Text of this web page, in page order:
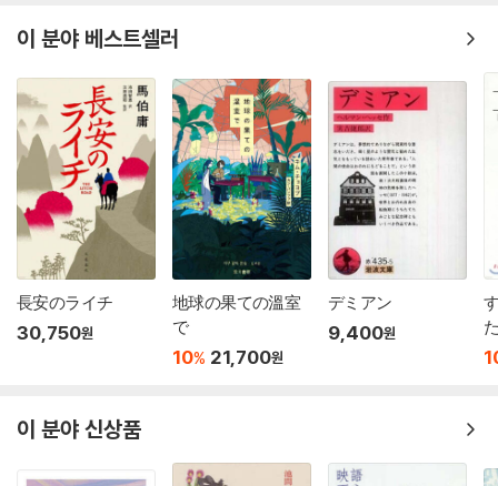
이 분야 베스트셀러
長安のライチ
30,750원
地球の果ての溫室
で
10% 21,700원
デミアン
9,400원
이 분야 신상품